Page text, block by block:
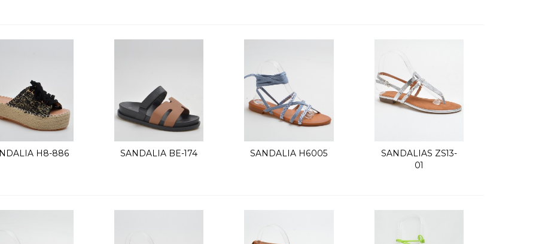
Vista rápida
H8-886 Vista rápida
SANDALIA BE-174 Vista rápida
SANDALIA H6005 Vista rápida
SANDALIAS ZS13-
01